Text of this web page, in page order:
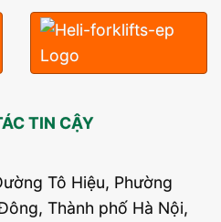
TIN CẬY
Tô Hiệu, Phường
Thành phố Hà Nội,